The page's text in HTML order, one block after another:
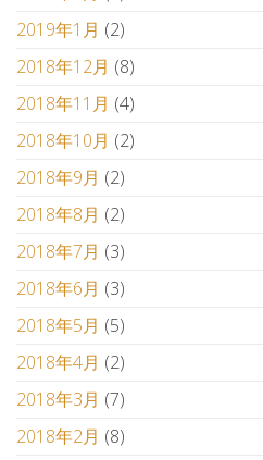
2019年1月 (2)
2018年12月 (8)
2018年11月 (4)
2018年10月 (2)
2018年9月 (2)
2018年8月 (2)
2018年7月 (3)
2018年6月 (3)
2018年5月 (5)
2018年4月 (2)
2018年3月 (7)
2018年2月 (8)